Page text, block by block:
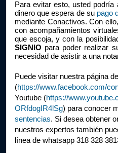
Para evitar esto, usted podría
dinero que espera de su pago
mediante Conactivos. Con
con acompañamientos
SIGNIO para poder realizar
necesidad de asistir a una
Puede visitar nuestra página
(https://www.facebook.com/
Youtube (https://
ORfdogIR4lSg) para conocer
sentencias. Si desea obtener
nuestros expertos también
línea de whatsapp 318 328